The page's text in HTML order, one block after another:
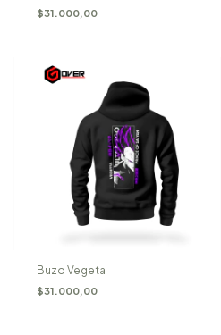
$31.000,00
Buzo Vegeta
$31.000,00